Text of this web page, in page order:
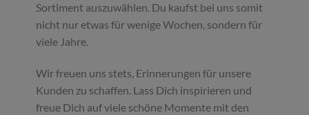
Sortiment auszuwählen. Du kaufst bei uns somit
nicht nur etwas für wenige Wochen, sondern für
viele Jahre.
Wir freuen uns stets, Erinnerungen für unsere
Kunden zu schaffen. Lass Dich inspirieren und
freue Dich auf viele schöne Momente mit den